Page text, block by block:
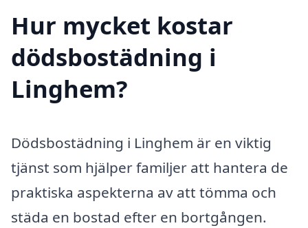
Hur mycket kostar
dödsbostädning i
Linghem?
Dödsbostädning i Linghem är en viktig
tjänst som hjälper familjer att hantera de
praktiska aspekterna av att tömma och
städa en bostad efter en bortgången.